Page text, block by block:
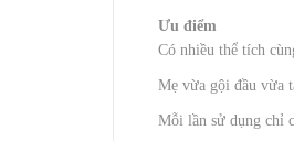
Ưu điểm
Có nhiều thể tích
Mẹ vừa gội đầu vừa
Mỗi lần sử dụng chỉ